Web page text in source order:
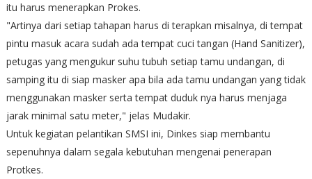
itu harus menerapkan Prokes.
"Artinya dari setiap tahapan harus di terapkan misalnya, di tempat
pintu masuk acara sudah ada tempat cuci tangan (Hand Sanitizer),
petugas yang mengukur suhu tubuh setiap tamu undangan, di
samping itu di siap masker apa bila ada tamu undangan yang tidak
menggunakan masker serta tempat duduk nya harus menjaga
jarak minimal satu meter," jelas Mudakir.
Untuk kegiatan pelantikan SMSI ini, Dinkes siap membantu
sepenuhnya dalam segala kebutuhan mengenai penerapan
Protkes.